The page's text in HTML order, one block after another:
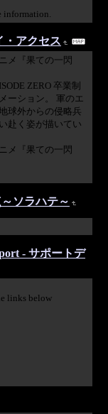
information.
・アクセス
メ『果ての一閃
ZERO 卒業制
ーション。 軍のエ
球外からの侵略兵
赴く姿が描いてい
メ『果ての一閃
ソラハテ～
- サポートデ
links below